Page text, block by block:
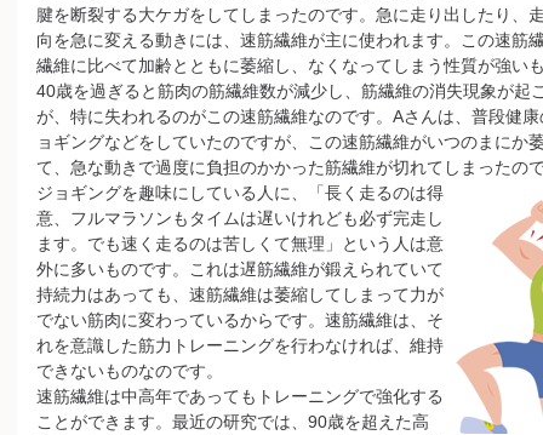
腱を断裂する大ケガをしてしまったのです。急に走り出したり、
向を急に変える動きには、速筋繊維が主に使われます。この速筋
繊維に比べて加齢とともに萎縮し、なくなってしまう性質が強い
40歳を過ぎると筋肉の筋繊維数が減少し、筋繊維の消失現象が起
が、特に失われるのがこの速筋繊維なのです。Aさんは、普段健
ョギングなどをしていたのですが、この速筋繊維がいつのまにか
て、急な動きで過度に負担のかかった筋繊維が切れてしまったの
ジョギングを趣味にしている人に、「長く走るのは得
意、フルマラソンもタイムは遅いけれども必ず完走し
ます。でも速く走るのは苦しくて無理」という人は意
外に多いものです。これは遅筋繊維が鍛えられていて
持続力はあっても、速筋繊維は萎縮してしまって力が
でない筋肉に変わっているからです。速筋繊維は、そ
れを意識した筋力トレーニングを行わなければ、維持
できないものなのです。
速筋繊維は中高年であってもトレーニングで強化する
ことができます。最近の研究では、90歳を超えた高